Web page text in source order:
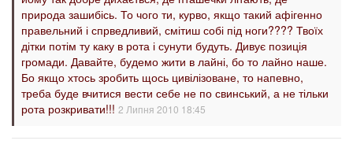
природа зашибісь. То чого ти, курво, якщо такий афігенно
правельний і спрведливий, смітиш собі під ноги???? Твоїх
дітки потім ту каку в рота і сунути будуть. Дивує позиція
громади. Давайте, будемо жити в лайні, бо то лайно наше.
Бо якщо хтось зробить щось цивілізоване, то напевно,
треба буде вчитися вести себе не по свинський, а не тільки
рота розкривати!!! 2 Липня 2010 18:45